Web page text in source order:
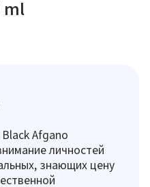
ml
Afgano
личностей
знающих цену